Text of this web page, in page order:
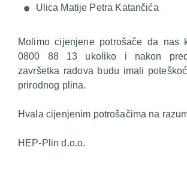
Ulica Matije Petra Katančića
Molimo cijenjene potrošače da nas
0800 88 13 ukoliko i nakon
završetka radova budu imali
prirodnog plina.
Hvala cijenjenim potrošačima na
HEP-Plin d.o.o.